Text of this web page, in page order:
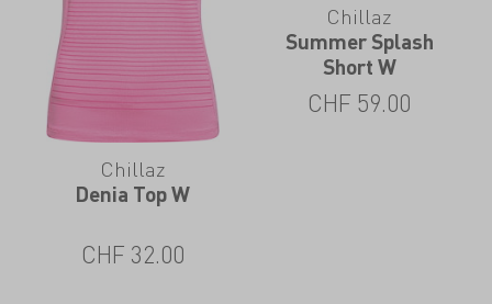
Chillaz
Denia Top W
CHF 32.00
Chillaz
Summer Splash
Short W
CHF 59.00